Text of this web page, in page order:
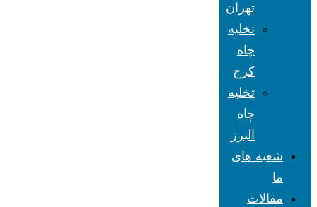
تهران
تخلیه
چاه
کرج
تخلیه
چاه
البرز
شعبه های
ما
مقالات